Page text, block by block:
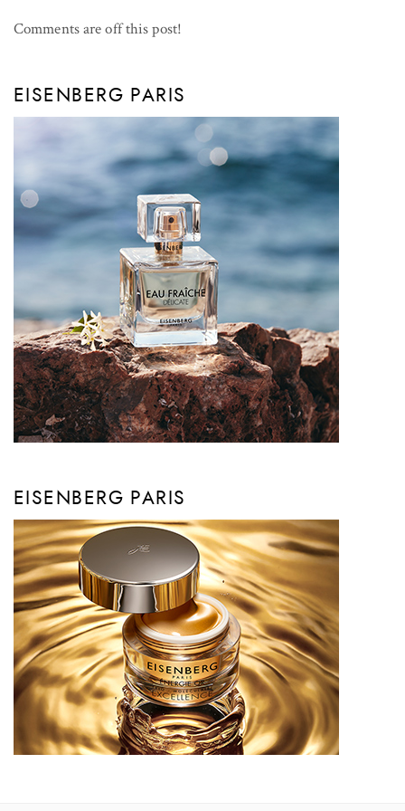
Comments are off this post!
EISENBERG PARIS
EISENBERG PARIS